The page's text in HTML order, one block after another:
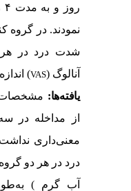
روز و به مدت۴
نمودند. در گروه
شدت درد در هر
آنالوگ (VAS
)
یافتهها: مشخصات
از مداخله در
معنی‌داری
درد در هر دو
آب گرم )